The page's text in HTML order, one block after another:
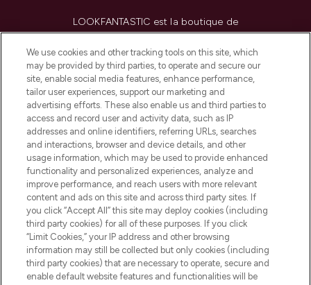
LOOKFANTASTIC est la boutique de
beauté incontournable en Europe,
proposant les meilleurs produits de soins
de la peau, des cheveux et de maquillage
de plus de 200 marques prestigieuses.
Faites vos achats en ligne ou via
l’application, avec la livraison offerte dès
55€ d'achat.
Consentement aux cookies
Do Not Sell or Share My Personal
Information
AIDE ET INFORMATIONS
INFORMATIONS GÉNÉRALES
We use cookies and other tracking tools on this site, which
may be provided by third parties, to operate and secure our
site, enable social media features, enhance performance,
tailor user experiences, support our marketing and
advertising efforts. These also enable us and third parties to
access and record user and activity data, such as IP
addresses and online identifiers, referring URLs, searches
and interactions, browser and device details, and other
usage information, which may be used to provide enhanced
functionality and personalized experiences, analyze and
improve performance, and reach users with more relevant
content and ads on this site and across third party sites. If
you click “Accept All” this site may deploy cookies (including
third party cookies) for all of these purposes. If you click
“Limit Cookies,” your IP address and other browsing
information may still be collected but only cookies (including
third party cookies) that are necessary to operate, secure and
enable default website features and functionalities will be